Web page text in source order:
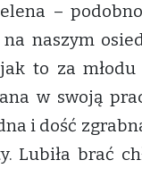
–
naszym
to za
w swoją
i dość
Lubiła brać